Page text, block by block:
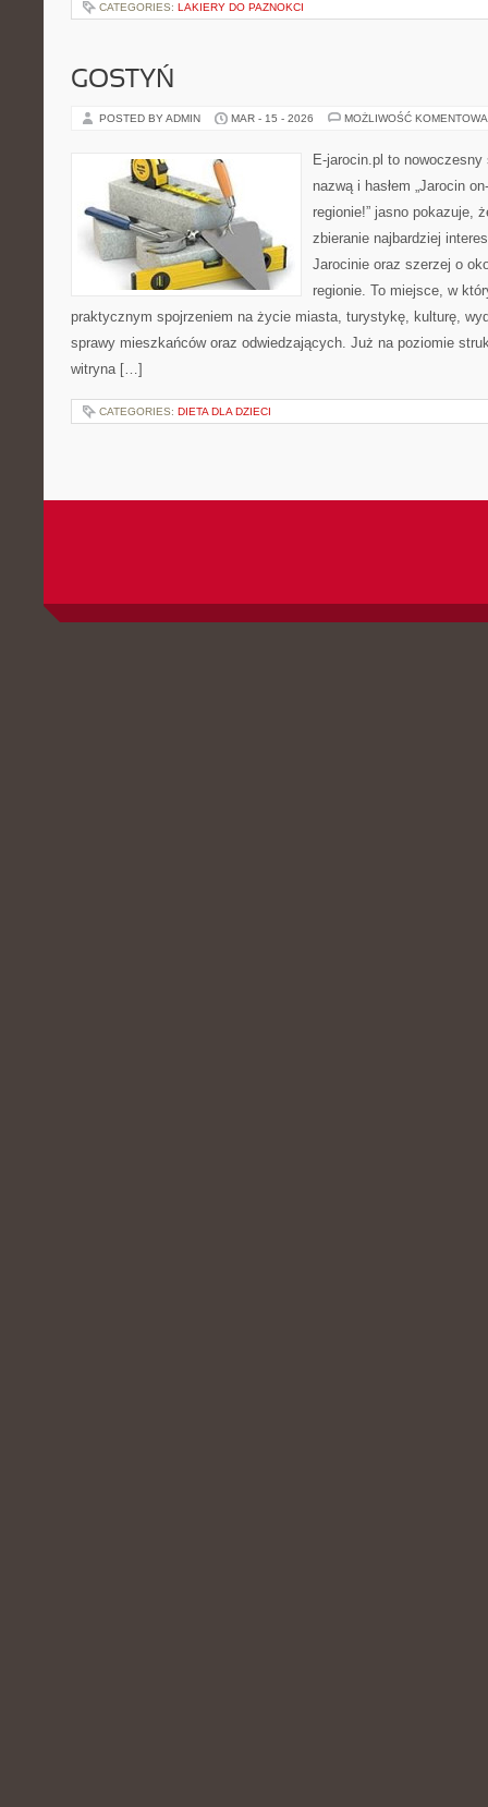
CATEGORIES: LAKIERY DO PAZNOKCI
GOSTYŃ
POSTED BY ADMIN MAR - 15 - 2026 MOŻLIWOŚĆ
E-jarocin.pl to
nazwą i hasłem „Jarocin
regionie!” jasno pokazuje,
zbieranie najbardziej
Jarocinie oraz szerzej o
regionie. To miejsce, w
praktycznym spojrzeniem na życie miasta, turystykę, kulturę,
sprawy mieszkańców oraz odwiedzających. Już na poziomie
witryna […]
CATEGORIES: DIETA DLA DZIECI